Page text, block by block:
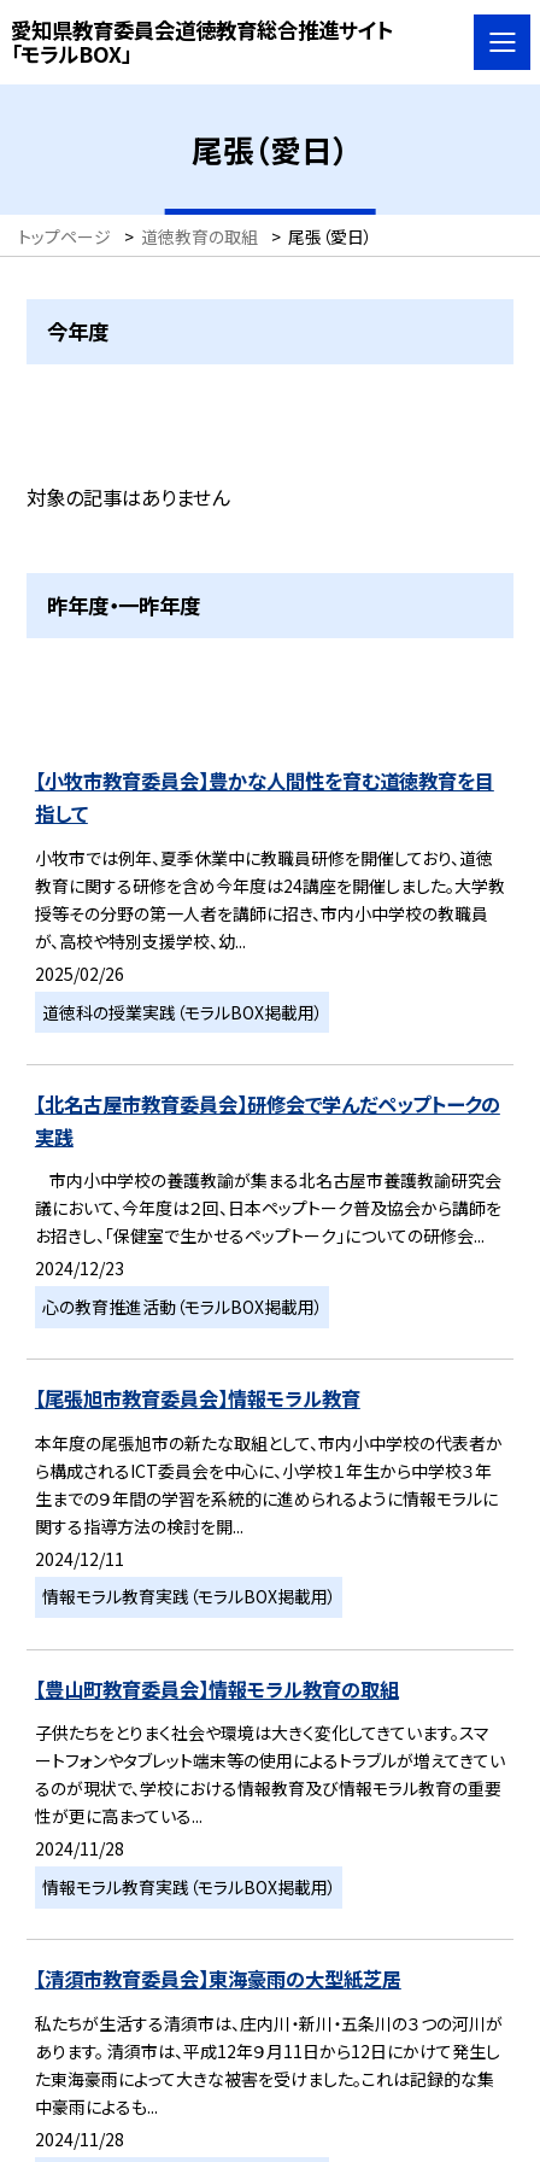
愛知県教育委員会道徳教育総合推進サイト
「モラルBOX」
尾張（愛日）
トップページ > 道徳教育の取組 > 尾張（愛日）
今年度
対象の記事はありません
昨年度・一昨年度
【小牧市教育委員会】豊かな人間性を育む道徳教育を目
指して
小牧市では例年、夏季休業中に教職員研修を開催しており、道徳
教育に関する研修を含め今年度は24講座を開催しました。大学教
授等その分野の第一人者を講師に招き、市内小中学校の教職員
が、高校や特別支援学校、幼...
2025/02/26
道徳科の授業実践（モラルBOX掲載用）
【北名古屋市教育委員会】研修会で学んだペップトークの
実践
市内小中学校の養護教諭が集まる北名古屋市養護教諭研究会
議において、今年度は２回、日本ペップトーク普及協会から講師を
お招きし、「保健室で生かせるペップトーク」についての研修会...
2024/12/23
心の教育推進活動（モラルBOX掲載用）
【尾張旭市教育委員会】情報モラル教育
本年度の尾張旭市の新たな取組として、市内小中学校の代表者か
ら構成されるICT委員会を中心に、小学校１年生から中学校３年
生までの９年間の学習を系統的に進められるように情報モラルに
関する指導方法の検討を開...
2024/12/11
情報モラル教育実践（モラルBOX掲載用）
【豊山町教育委員会】情報モラル教育の取組
子供たちをとりまく社会や環境は大きく変化してきています。スマ
ートフォンやタブレット端末等の使用によるトラブルが増えてきてい
るのが現状で、学校における情報教育及び情報モラル教育の重要
性が更に高まっている...
2024/11/28
情報モラル教育実践（モラルBOX掲載用）
【清須市教育委員会】東海豪雨の大型紙芝居
私たちが生活する清須市は、庄内川・新川・五条川の３つの河川が
あります。 清須市は、平成12年９月11日から12日にかけて発生し
た東海豪雨によって大きな被害を受けました。これは記録的な集
中豪雨によるも...
2024/11/28